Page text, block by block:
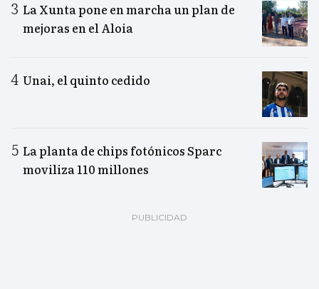
La Xunta pone en marcha un plan de
mejoras en el Aloia
Unai, el quinto cedido
La planta de chips fotónicos Sparc
moviliza 110 millones